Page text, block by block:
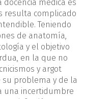
médica es
resulta complicado
Teniendo
de anatomía,
y el objetivo
en la que no
y argot
su problema y de la
una incertidumbre